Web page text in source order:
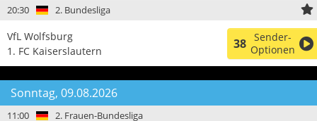
20:30 2. Bundesliga
VfL Wolfsburg
1. FC Kaiserslautern
38 Sender-
Optionen
Sonntag, 09.08.2026
11:00 2. Frauen-Bundesliga